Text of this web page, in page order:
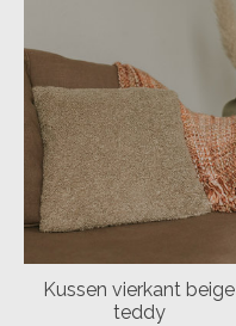
Kussen vierkant beige
teddy